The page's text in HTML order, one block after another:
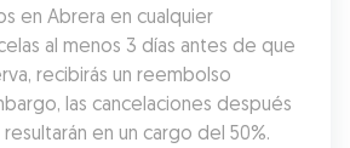
en Abrera en cualquier
al menos 3 días antes de que
recibirás un reembolso
las cancelaciones después
en un cargo del 50%.